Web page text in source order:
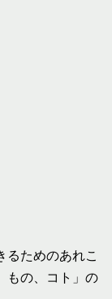
るためのあれこ
もの、コト」の